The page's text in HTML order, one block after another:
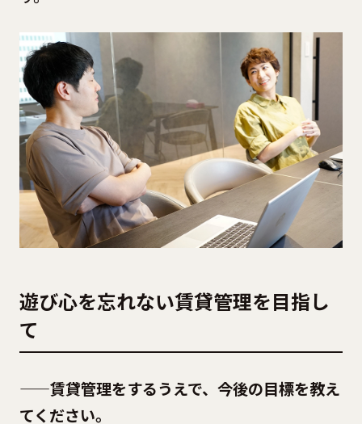
遊び心を忘れない賃貸管理を目指し
て
——賃貸管理をするうえで、今後の目標を教え
てください。